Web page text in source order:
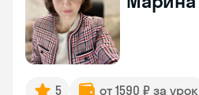
5 от 1590 ₽ за урок